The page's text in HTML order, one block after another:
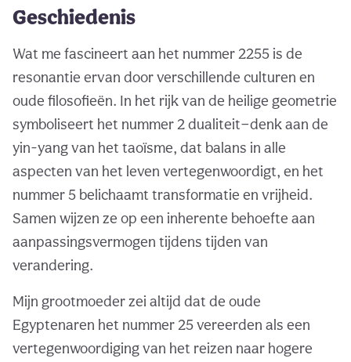
Geschiedenis
Wat me fascineert aan het nummer 2255 is de
resonantie ervan door verschillende culturen en
oude filosofieën. In het rijk van de heilige geometrie
symboliseert het nummer 2 dualiteit—denk aan de
yin-yang van het taoïsme, dat balans in alle
aspecten van het leven vertegenwoordigt, en het
nummer 5 belichaamt transformatie en vrijheid.
Samen wijzen ze op een inherente behoefte aan
aanpassingsvermogen tijdens tijden van
verandering.
Mijn grootmoeder zei altijd dat de oude
Egyptenaren het nummer 25 vereerden als een
vertegenwoordiging van het reizen naar hogere